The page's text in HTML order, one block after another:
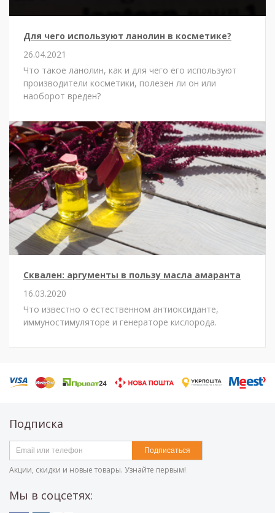
Для чего используют ланолин в косметике?
26.04.2021
Что такое ланолин, как и для чего его используют
производители косметики, полезен ли он или
наоборот вреден?
Сквален: аргументы в пользу масла амаранта
16.03.2020
Что известно о естественном антиоксиданте,
иммуностимуляторе и генераторе кислорода.
Подписка
Подписаться
Акции, скидки и новые товары. Узнайте первым!
Мы в соцсетях: